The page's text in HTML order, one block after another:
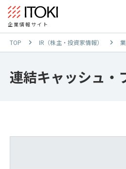
企業情報サイト
TOP IR（株主・投資家情報）
連結キャッシュ・